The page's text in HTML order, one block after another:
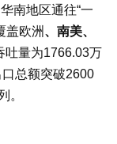
南地区通往“一
盖欧洲 、南美、
吐量为1766.03万
总额突破2600
。